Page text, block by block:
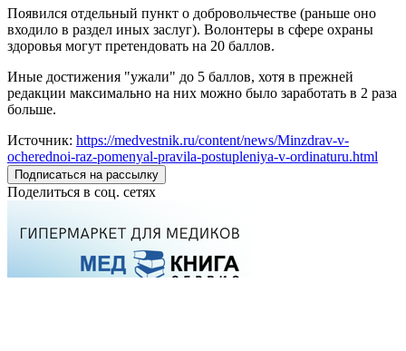
Появился отдельный пункт о добровольчестве (раньше оно
входило в раздел иных заслуг). Волонтеры в сфере охраны
здоровья могут претендовать на 20 баллов.
Иные достижения "ужали" до 5 баллов, хотя в прежней
редакции максимально на них можно было заработать в 2 раза
больше.
Источник: https://medvestnik.ru/content/news/Minzdrav-v-
ocherednoi-raz-pomenyal-pravila-postupleniya-v-ordinaturu.html
Подписаться на рассылку
Поделиться в соц. сетях